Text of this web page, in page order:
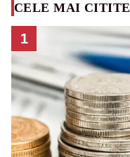
CELE MAI CITITE
1